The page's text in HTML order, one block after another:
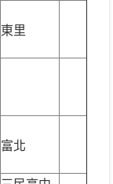
東里
富北